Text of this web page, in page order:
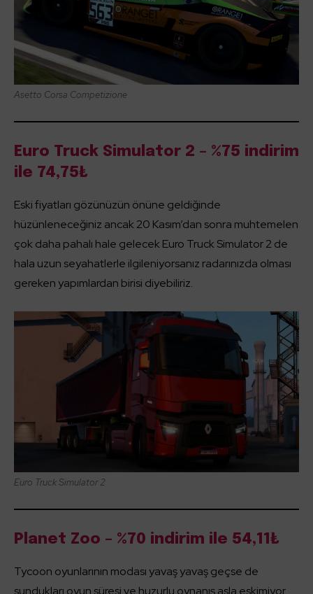
Asetto Corsa Competizione
Euro Truck Simulator 2 – %75 indirim
ile 74,75₺
Eski fiyatları gözünüzün önüne geldiğinde
hüzünleneceğiniz ancak 20 Kasım’dan sonra muhtemelen
çok daha pahalı hale gelecek Euro Truck Simulator 2 de
hala uzun seyahatlerle ilgileniyorsanız radarınızda olması
gereken yapımlardan birisi diyebiliriz.
Euro Truck Simulator 2
Planet Zoo – %70 indirim ile 54,11₺
Tycoon oyunlarının modası yavaş yavaş geçse de
sundukları oyun süresi ve huzurlu oynanış asla eskimiyor.